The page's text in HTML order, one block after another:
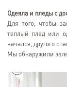
Одеяла и пледы с
Для того, чтобы
теплый плед или
начался, другого
Мы обнаружили